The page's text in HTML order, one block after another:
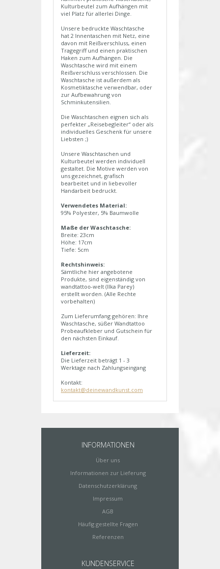
Kulturbeutel zum Aufhängen mit
viel Platz für allerlei Dinge.
Unsere bedruckte Waschtasche
hat 2 Innentaschen mit Netz, eine
davon mit Reißverschluss, einen
Tragegriff und einen praktischen
Haken zum Aufhängen. Die
Waschtasche wird mit einem
Reißverschluss verschlossen. Die
Waschtasche ist außerdem als
Kosmetiktasche verwendbar, oder
zur Aufbewahrung von
Schminkutensilien.
Die Waschtaschen eignen sich als
perfekter „Reisebegleiter“ oder als
individuelles Geschenk für unsere
Liebsten ;)
Unsere Waschtaschen und
Kulturbeutel werden individuell
gestaltet. Die Motive werden von
uns gezeichnet, grafisch
bearbeitet und in liebevoller
Handarbeit bedruckt.
Verwendetes Material:
95% Polyester, 5% Baumwolle
Maße der Waschtasche:
Breite: 23cm
Höhe: 17cm
Tiefe: 5cm
Rechtshinweis:
Sämtliche hier angebotene
Produkte, sind eigenständig von
wandtattoo-welt (Ilka Parey)
erstellt worden. (Alle Rechte
vorbehalten)
Zum Lieferumfang gehören: Ihre
Waschtasche, süßer Wandtattoo
Probeaufkleber und Gutschein für
den nächsten Einkauf.
Lieferzeit:
Die Lieferzeit beträgt 1 - 3
Werktage nach Zahlungseingang
Kontakt:
kontakt@deinewandkunst.com
INFORMATIONEN
Über uns
Informationen zur Lieferung
Datenschutzerklärung
Impressum
AGB
Häufig gestellte Fragen
Referenzen
KUNDENSERVICE